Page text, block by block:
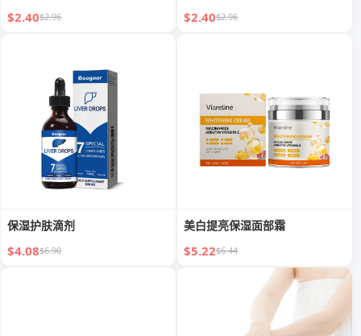
$2.40$2.96 $2.40$2.96
保湿护肤滴剂
$4.08$6.90
美白提亮保湿面部霜
$5.22$6.44